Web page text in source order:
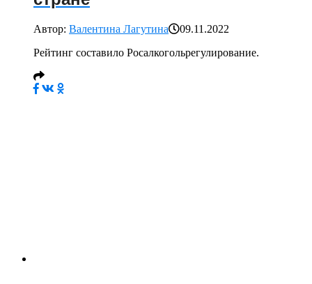
Автор: Валентина Лагутина
09.11.2022
Рейтинг составило Росалкогольрегулирование.